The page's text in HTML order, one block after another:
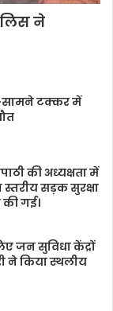
ने
टक्कर में
की अध्यक्षता में
सड़क सुरक्षा
गई।
जन सुविधा केंद्रों
ने किया स्थलीय